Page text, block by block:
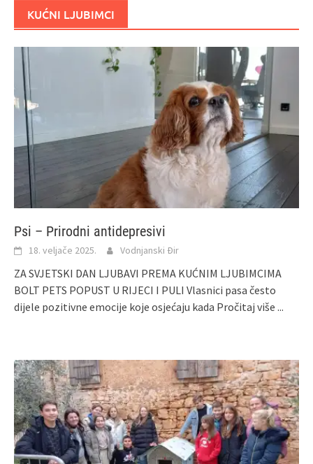
KUĆNI LJUBIMCI
Psi – Prirodni antidepresivi
18. veljače 2025. Vodnjanski Đir
ZA SVJETSKI DAN LJUBAVI PREMA KUĆNIM LJUBIMCIMA
BOLT PETS POPUST U RIJECI I PULI Vlasnici pasa često
dijele pozitivne emocije koje osjećaju kada Pročitaj više ...